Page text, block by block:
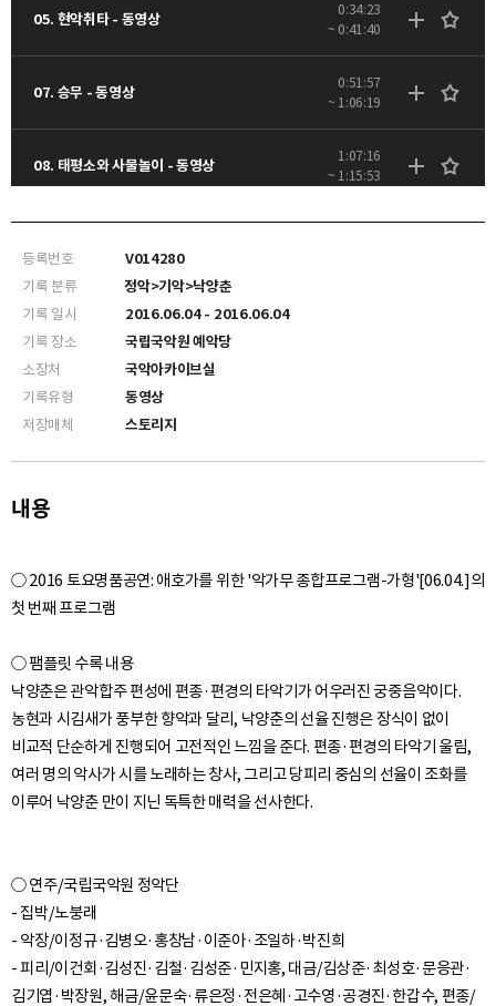
05. 현악취타 - 동영상
0:34:23
~ 0:41:40
07. 승무 - 동영상
0:51:57
~ 1:06:19
08. 태평소와 사물놀이 - 동영상
1:07:16
~ 1:15:53
등록번호
V014280
기록 분류
정악>기악>낙양춘
기록 일시
2016.06.04 - 2016.06.04
기록 장소
국립국악원 예악당
소장처
국악아카이브실
기록유형
동영상
저장매체
스토리지
내용
○ 2016 토요명품공연: 애호가를 위한 '악가무 종합프로그램-가형'[06.04.]의
첫 번째 프로그램
○ 팸플릿 수록 내용
낙양춘은 관악합주 편성에 편종·편경의 타악기가 어우러진 궁중음악이다.
농현과 시김새가 풍부한 향악과 달리, 낙양춘의 선율 진행은 장식이 없이
비교적 단순하게 진행되어 고전적인 느낌을 준다. 편종·편경의 타악기 울림,
여러 명의 악사가 시를 노래하는 창사, 그리고 당피리 중심의 선율이 조화를
○ 연주/국립국악원 정악단
- 집박/노붕래
- 악장/이정규·김병오·홍창남·이준아·조일하·박진희
- 피리/이건회·김성진·김철·김성준·민지홍, 대금/김상준·최성호·문응관·
김기엽·박장원, 해금/윤문숙·류은정·전은혜·고수영·공경진·한갑수, 편종/